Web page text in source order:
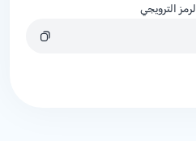
الترويجي